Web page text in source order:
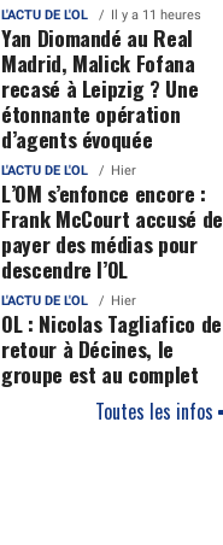
L'ACTU DE L'OL Il y a 11 heures
Yan Diomandé au Real
Madrid, Malick Fofana
recasé à Leipzig ? Une
étonnante opération
d’agents évoquée
L'ACTU DE L'OL Hier
L’OM s’enfonce encore :
Frank McCourt accusé de
payer des médias pour
descendre l’OL
L'ACTU DE L'OL Hier
OL : Nicolas Tagliafico de
retour à Décines, le
groupe est au complet
Toutes les infos